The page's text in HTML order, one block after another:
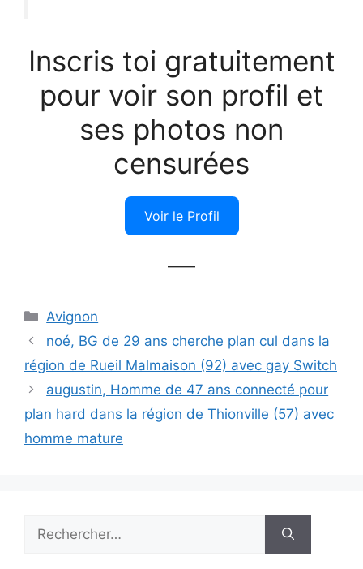
Inscris toi gratuitement
pour voir son profil et
ses photos non
censurées
Voir le Profil
——
Catégories
Avignon
noé, BG de 29 ans cherche plan cul dans la
région de Rueil Malmaison (92) avec gay Switch
augustin, Homme de 47 ans connecté pour
plan hard dans la région de Thionville (57) avec
homme mature